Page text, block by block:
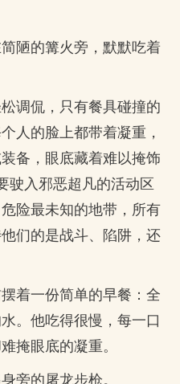
陋的篝火旁，默默吃着
调侃，只有餐具碰撞的
人的脸上都带着凝重，
备，眼底藏着难以掩饰
入邪恶超凡的活动区
险最未知的地带，所有
们的是战斗、陷阱，还
着一份简单的早餐：全
。他吃得很慢，每一口
掩眼底的凝重。
旁的屠龙步枪。